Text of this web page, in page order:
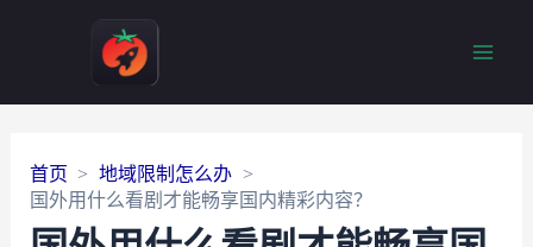
首页
地域限制怎么办
国外用什么看剧才能畅享国内精彩内容？